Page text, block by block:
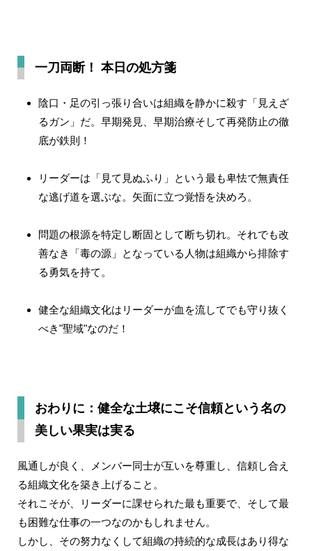
一刀両断！ 本日の処方箋
陰口・足の引っ張り合いは組織を静かに殺す「見えざ
るガン」だ。早期発見、早期治療そして再発防止の徹
底が鉄則！
リーダーは「見て見ぬふり」という最も卑怯で無責任
な逃げ道を選ぶな。矢面に立つ覚悟を決めろ。
問題の根源を特定し断固として断ち切れ。それでも改
善なき「毒の源」となっている人物は組織から排除す
る勇気を持て。
健全な組織文化はリーダーが血を流してでも守り抜く
べき"聖域"なのだ！
おわりに：健全な土壌にこそ信頼という名の
美しい果実は実る
風通しが良く、メンバー同士が互いを尊重し、信頼し合え
る組織文化を築き上げること。
それこそが、リーダーに課せられた最も重要で、そして最
も困難な仕事の一つなのかもしれません。
しかし、その努力なくして組織の持続的な成長はあり得な